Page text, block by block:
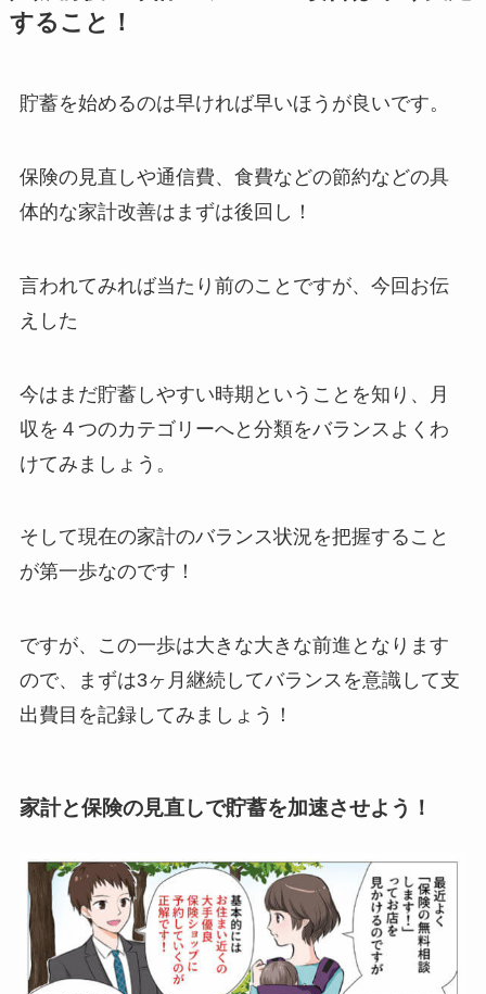
すること！
貯蓄を始めるのは早ければ早いほうが良いです。
保険の見直しや通信費、食費などの節約などの具
体的な家計改善はまずは後回し！
言われてみれば当たり前のことですが、今回お伝
えした
今はまだ貯蓄しやすい時期ということを知り、月
収を４つのカテゴリーへと分類をバランスよくわ
けてみましょう。
そして現在の家計のバランス状況を把握すること
が第一歩なのです！
ですが、この一歩は大きな大きな前進となります
ので、まずは3ヶ月継続してバランスを意識して支
出費目を記録してみましょう！
家計と保険の見直しで貯蓄を加速させよう！